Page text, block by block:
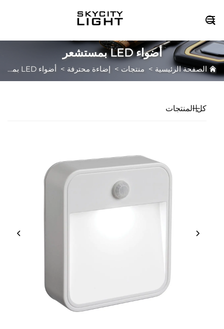

أضواء LED بمستشعر
الصفحة الرئيسية > منتجات > إضاءة محترفة > أضواء LED بمستشعر
كل المنتجات